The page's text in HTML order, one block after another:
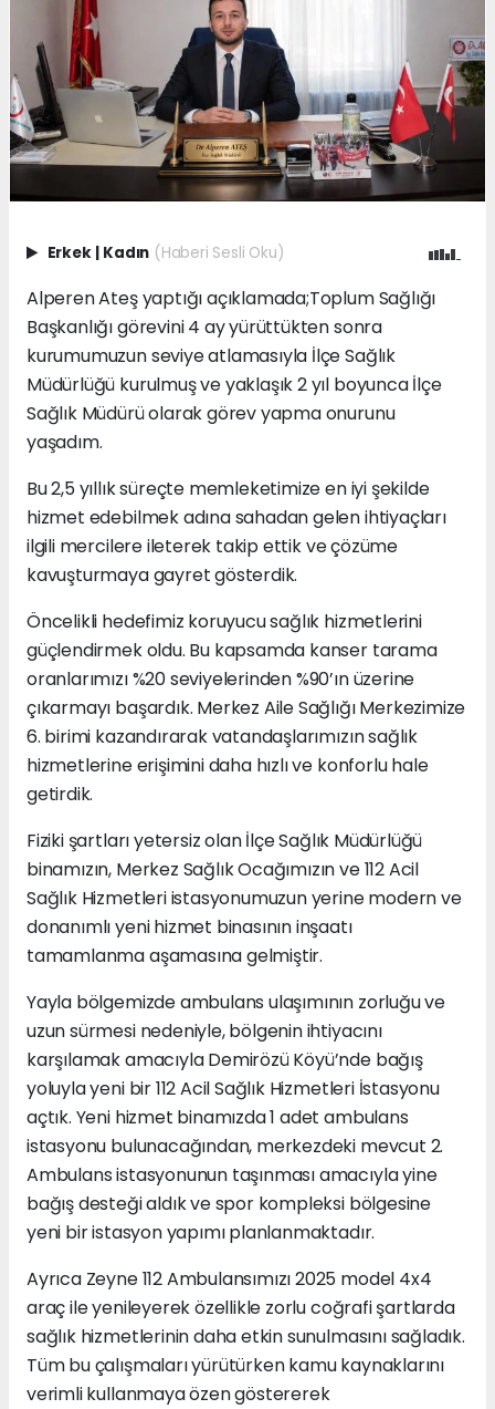
Erkek Kadın (Haberi Sesli Oku)
Alperen Ateş yaptığı açıklamada;Toplum Sağlığı
Başkanlığı görevini 4 ay yürüttükten sonra
kurumumuzun seviye atlamasıyla İlçe Sağlık
Müdürlüğü kurulmuş ve yaklaşık 2 yıl boyunca İlçe
Sağlık Müdürü olarak görev yapma onurunu
yaşadım.
Bu 2,5 yıllık süreçte memleketimize en iyi şekilde
hizmet edebilmek adına sahadan gelen ihtiyaçları
ilgili mercilere ileterek takip ettik ve çözüme
kavuşturmaya gayret gösterdik.
Öncelikli hedefimiz koruyucu sağlık hizmetlerini
güçlendirmek oldu. Bu kapsamda kanser tarama
oranlarımızı %20 seviyelerinden %90’ın üzerine
çıkarmayı başardık. Merkez Aile Sağlığı Merkezimize
6. birimi kazandırarak vatandaşlarımızın sağlık
hizmetlerine erişimini daha hızlı ve konforlu hale
getirdik.
Fiziki şartları yetersiz olan İlçe Sağlık Müdürlüğü
binamızın, Merkez Sağlık Ocağımızın ve 112 Acil
Sağlık Hizmetleri istasyonumuzun yerine modern ve
donanımlı yeni hizmet binasının inşaatı
tamamlanma aşamasına gelmiştir.
Yayla bölgemizde ambulans ulaşımının zorluğu ve
uzun sürmesi nedeniyle, bölgenin ihtiyacını
karşılamak amacıyla Demirözü Köyü’nde bağış
yoluyla yeni bir 112 Acil Sağlık Hizmetleri İstasyonu
açtık. Yeni hizmet binamızda 1 adet ambulans
istasyonu bulunacağından, merkezdeki mevcut 2.
Ambulans istasyonunun taşınması amacıyla yine
bağış desteği aldık ve spor kompleksi bölgesine
yeni bir istasyon yapımı planlanmaktadır.
Ayrıca Zeyne 112 Ambulansımızı 2025 model 4x4
araç ile yenileyerek özellikle zorlu coğrafi şartlarda
sağlık hizmetlerinin daha etkin sunulmasını sağladık.
Tüm bu çalışmaları yürütürken kamu kaynaklarını
verimli kullanmaya özen göstererek